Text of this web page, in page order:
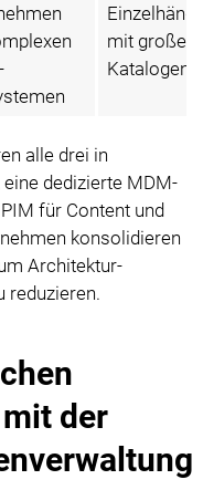
mit großen
Katalogen
alle drei in
dedizierte MDM-
für Content und
konsolidieren
Architektur-
reduzieren.
der